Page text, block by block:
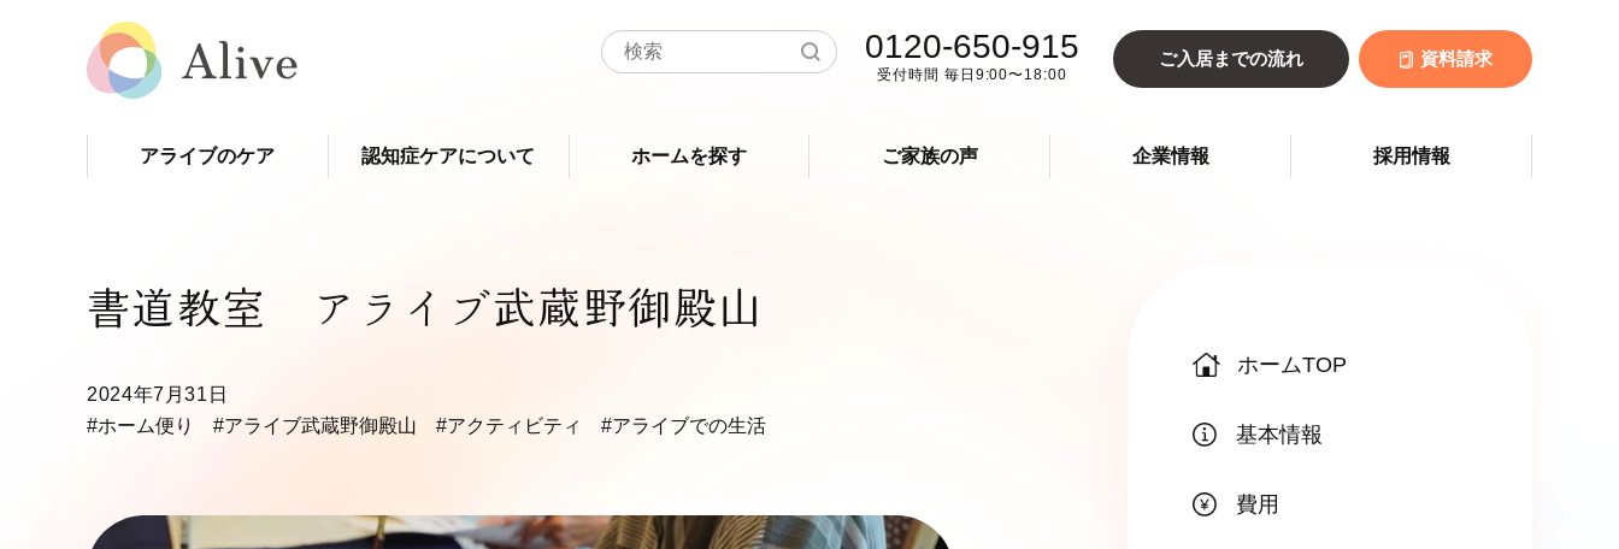
0120-650-915
受付時間 毎日9:00〜18:00
ご入居までの流れ 資料請求
アライブのケア 認知症ケアについて ホームを探す ご家族の声 企業情報 採用情報
ホームTOP
基本情報
費用
書道教室 アライブ武蔵野御殿山
2024年7月31日
#ホーム便り
#アライブ武蔵野御殿山 #アクティビティ #アライブでの生活